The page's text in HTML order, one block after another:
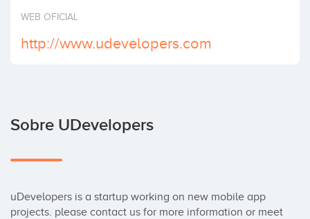
WEB OFICIAL
http://www.udevelopers.com
Sobre UDevelopers
uDevelopers is a startup working on new mobile app
projects. please contact us for more information or meet